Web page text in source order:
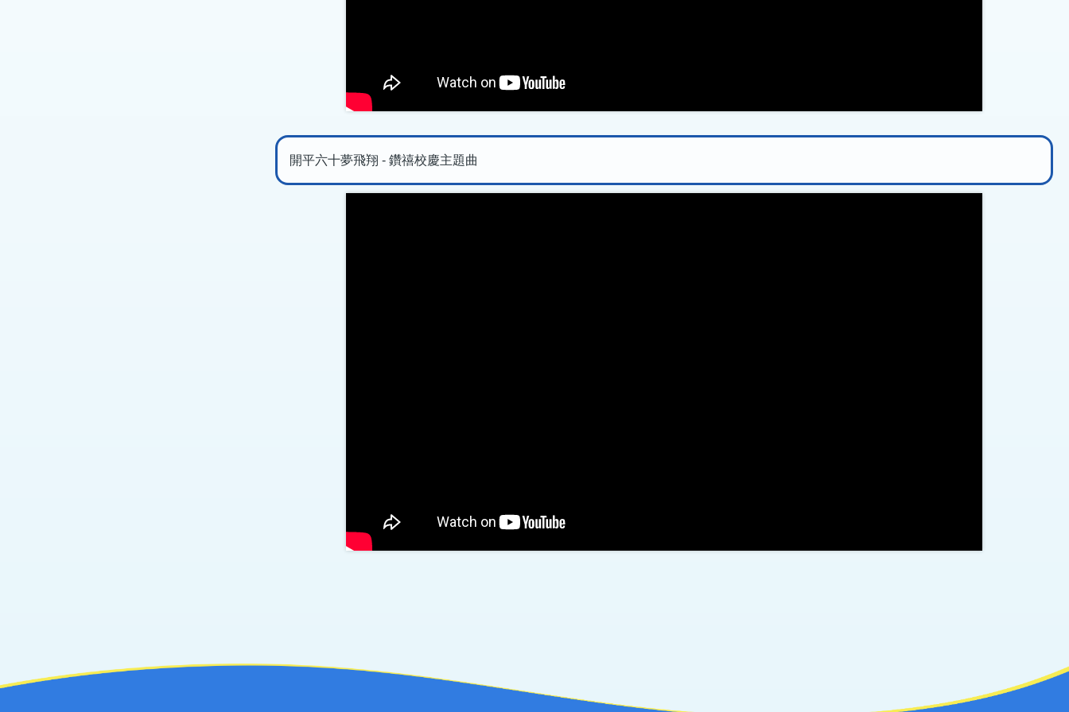
開平六十夢飛翔 - 鑽禧校慶主題曲